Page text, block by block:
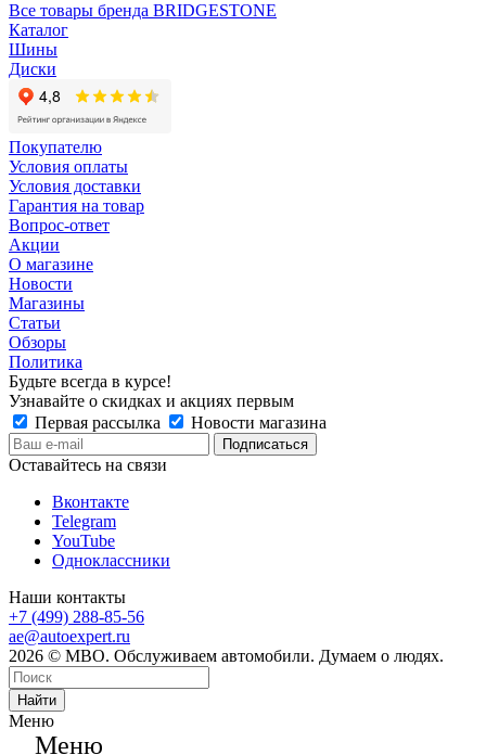
Все товары бренда BRIDGESTONE
Каталог
Шины
Диски
Покупателю
Условия оплаты
Условия доставки
Гарантия на товар
Вопрос-ответ
Акции
О магазине
Новости
Магазины
Статьи
Обзоры
Политика
Будьте всегда в курсе!
Узнавайте о скидках и акциях первым
Первая рассылка
Новости магазина
Оставайтесь на связи
Вконтакте
Telegram
YouTube
Одноклассники
Наши контакты
+7 (499) 288-85-56
ae@autoexpert.ru
2026 © МВО. Обслуживаем автомобили. Думаем о людях.
Найти
Меню
Меню